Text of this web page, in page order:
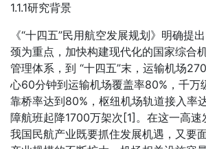
1.1.1研究背景
《“十四五”民用航空发展规划》明确提
颈为重点，加快构建现代化的国家综合
管理体系，到 “十四五”末，运输机场
心60分钟到运输机场覆盖率80%，千万
靠桥率达到80%，枢纽机场轨道接入率
障航班起降1700万架次[1]。在这一高速
我国民航产业既要抓住发展机遇，又要